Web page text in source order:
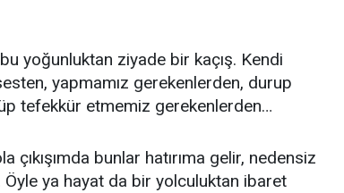
yoğunluktan ziyade bir kaçış. Kendi
yapmamız gerekenlerden, durup
tefekkür etmemiz gerekenlerden…
çıkışımda bunlar hatırıma gelir, nedensiz
ya hayat da bir yolculuktan ibaret